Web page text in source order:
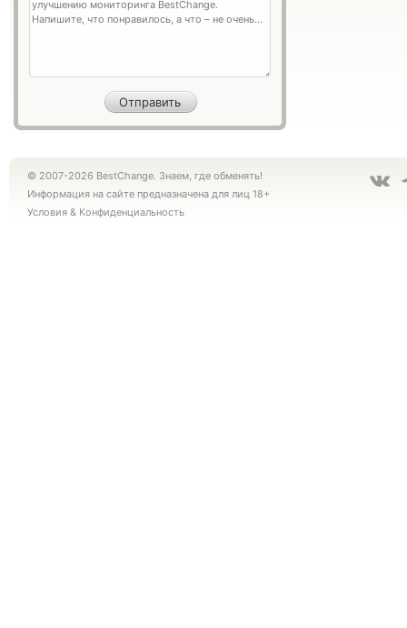
© 2007-2026 BestChange. Знаем, где обменять!
Информация на сайте предназначена для лиц 18+
Условия & Конфиденциальность